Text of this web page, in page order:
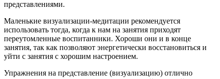
представлениями.
Маленькие визуализации-медитации рекомендуется
использовать тогда, когда к нам на занятия приходят
переутомленные воспитанники. Хороши они и в конце
занятия, так как позволяют энергетически восстановиться и
уйти с занятия с хорошим настроением.
Упражнения на представление (визуализацию) отлично